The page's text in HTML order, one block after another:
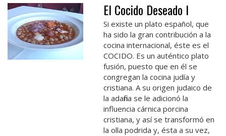
El Cocido Deseado I
Si existe un plato español, que
ha sido la gran contribución a la
cocina internacional, éste es el
COCIDO. Es un auténtico plato
fusión, puesto que en él se
congregan la cocina judía y
cristiana. A su origen judaico de
la adafina se le adicionó la
influencia cárnica porcina
cristiana, y así se transformó en
la olla podrida y, ésta a su vez,